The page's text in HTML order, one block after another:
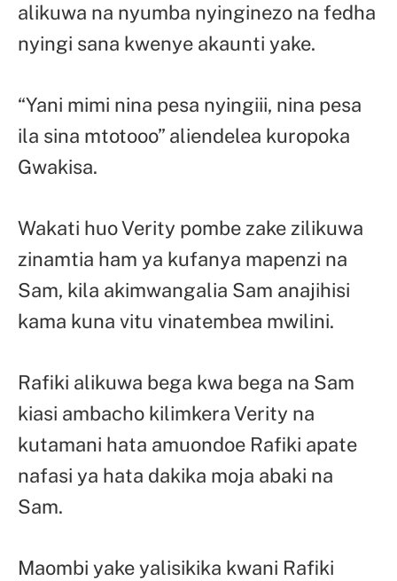
alikuwa na nyumba nyinginezo na fedha
nyingi sana kwenye akaunti yake.
“Yani mimi nina pesa nyingiii, nina pesa
ila sina mtotooo” aliendelea kuropoka
Gwakisa.
Wakati huo Verity pombe zake zilikuwa
zinamtia ham ya kufanya mapenzi na
Sam, kila akimwangalia Sam anajihisi
kama kuna vitu vinatembea mwilini.
Rafiki alikuwa bega kwa bega na Sam
kiasi ambacho kilimkera Verity na
kutamani hata amuondoe Rafiki apate
nafasi ya hata dakika moja abaki na
Sam.
Maombi yake yalisikika kwani Rafiki